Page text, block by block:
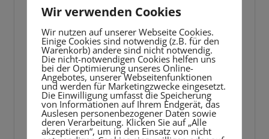
Player
Wir verwenden Cookies
Wir nutzen auf unserer Webseite Cookies.
Einige Cookies sind notwendig (z.B. für den
Warenkorb) andere sind nicht notwendig.
Die nicht-notwendigen Cookies helfen uns
bei der Optimierung unseres Online-
Angebotes, unserer Webseitenfunktionen
und werden für Marketingzwecke eingesetzt.
Die Einwilligung umfasst die Speicherung
von Informationen auf Ihrem Endgerät, das
Auslesen personenbezogener Daten sowie
deren Verarbeitung. Klicken Sie auf „Alle
akzeptieren“, um in den Einsatz von nicht